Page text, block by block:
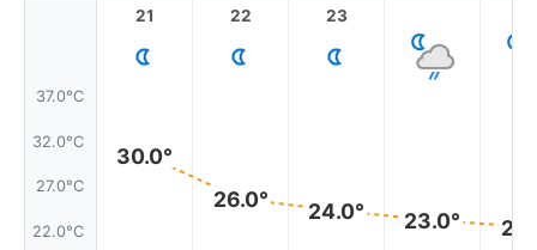
37.0°C
32.0°C
27.0°C
22.0°C
21
30.0°
22
26.0°
23
24.0° 23.0°